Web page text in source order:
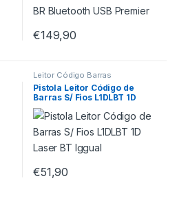
€149,90
Leitor Código Barras
Pistola Leitor Código de
Barras S/ Fios L1DLBT 1D
Laser BT Iggual
€51,90